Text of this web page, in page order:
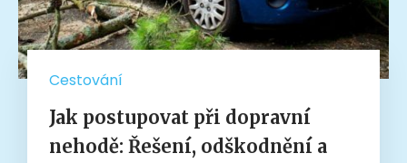
Cestování
Jak postupovat při dopravní
nehodě: Řešení, odškodnění a